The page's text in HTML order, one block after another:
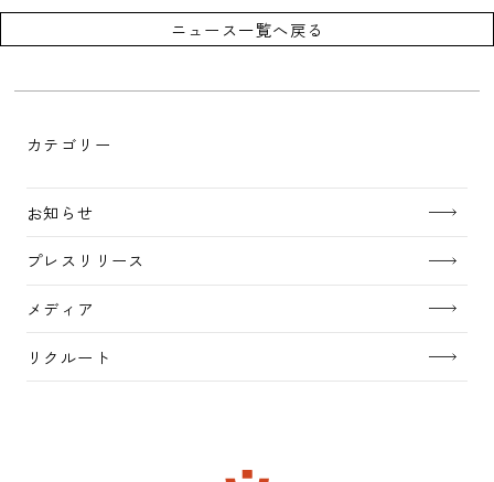
ニュース一覧へ戻る
カテゴリー
お知らせ
プレスリリース
メディア
リクルート